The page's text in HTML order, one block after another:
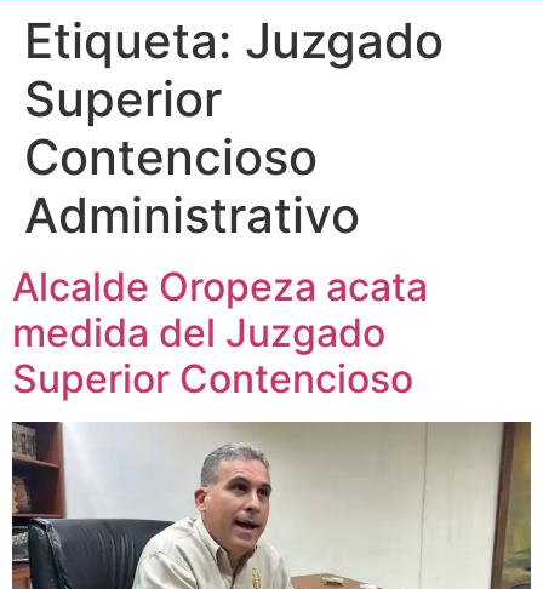
Etiqueta: Juzgado
Superior
Contencioso
Administrativo
Alcalde Oropeza acata
medida del Juzgado
Superior Contencioso